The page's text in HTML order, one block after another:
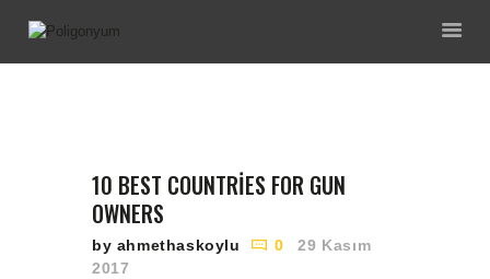
EĞITIMLERIMIZ
ENVANTERIMIZ
GALERI
10 BEST COUNTRIES FOR GUN
OWNERS
by ahmethaskoylu 0
29 Kasım
2017